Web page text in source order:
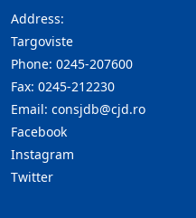
Address:
Targoviste
Phone: 0245-207600
Fax: 0245-212230
Email: consjdb@cjd.ro
Facebook
Instagram
Twitter